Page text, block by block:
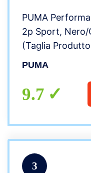
PUMA
2p Sport, Nero/
(Taglia
Uomo
PUMA
9.7
3